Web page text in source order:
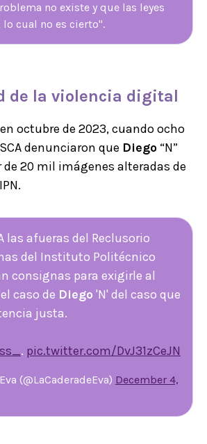
no existe y que las leyes
cual no es cierto".
de la violencia digital
octubre de 2023, cuando ocho
denunciaron que Diego “N”
de 20 mil imágenes alteradas de
las afueras del Reclusorio
del Instituto Politécnico
consignas para exigirle al
caso de Diego 'N' del caso que
justa.
. pic.twitter.com/DvJ31zCeJN
(@LaCaderadeEva) December 4,